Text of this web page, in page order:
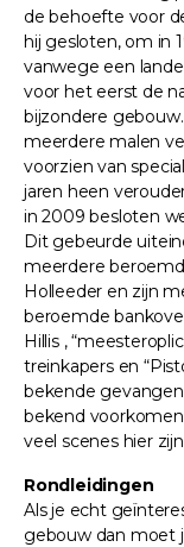
de behoefte voor
hij gesloten, om in
vanwege een
voor het eerst de
bijzondere
meerdere malen
voorzien van
jaren heen
in 2009 besloten
Dit gebeurde
meerdere
Holleeder en zijn
beroemde
Hillis ,
treinkapers en
bekende
bekend voorkomen
veel scenes hier
Rondleidingen
Als je echt
gebouw dan moet